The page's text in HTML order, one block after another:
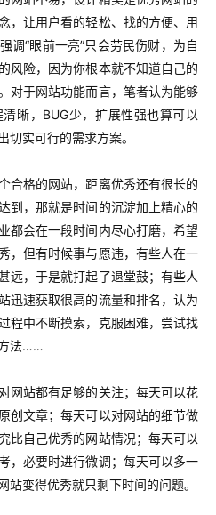
，让用户看的轻松、找的方便、用
调“眼前一亮”只会劳民伤财，为自
风险，因为你根本就不知道自己的
对于网站功能而言，笔者认为能够
晰，BUG少，扩展性强也算可以
切实可行的需求方案。
合格的网站，距离优秀还有很长的
到，那就是时间的沉淀加上精心的
都会在一段时间内尽心打磨，希望
，但有时候事与愿违，有些人在一
远，于是就打起了退堂鼓；有些人
迅速获取很高的流量和排名，认为
程中不断摸索，克服困难，尝试找
法……
网站都有足够的关注；每天可以花
创文章；每天可以对网站的细节做
比自己优秀的网站情况；每天可以
，必要时进行微调；每天可以多一
变得优秀就只剩下时间的问题。